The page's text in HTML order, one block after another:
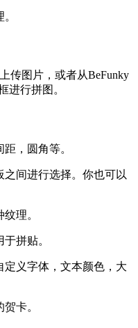
传图片，或者从BeFunky
进行拼图。
，圆角等。
间进行选择。你也可以
理。
拼贴。
义字体，文本颜色，大
卡。